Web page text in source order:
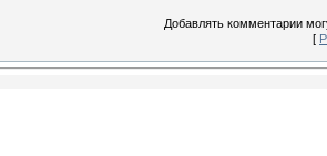
Добавлять комментарии
[